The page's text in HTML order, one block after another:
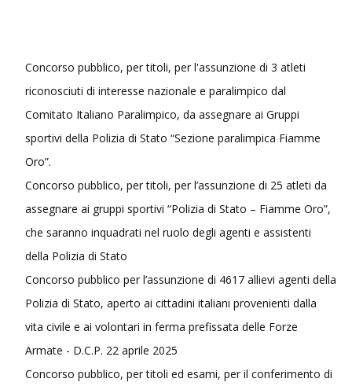
Concorso pubblico, per titoli, per l'assunzione di 3 atleti
riconosciuti di interesse nazionale e paralimpico dal
Comitato Italiano Paralimpico, da assegnare ai Gruppi
sportivi della Polizia di Stato “Sezione paralimpica Fiamme
Oro”.
Concorso pubblico, per titoli, per l’assunzione di 25 atleti da
assegnare ai gruppi sportivi “Polizia di Stato – Fiamme Oro”,
che saranno inquadrati nel ruolo degli agenti e assistenti
della Polizia di Stato
Concorso pubblico per l’assunzione di 4617 allievi agenti della
Polizia di Stato, aperto ai cittadini italiani provenienti dalla
vita civile e ai volontari in ferma prefissata delle Forze
Armate - D.C.P. 22 aprile 2025
Concorso pubblico, per titoli ed esami, per il conferimento di